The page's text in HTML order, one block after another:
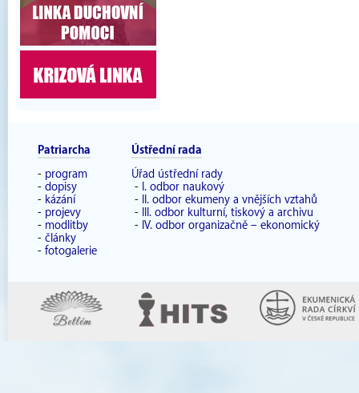
Patriarcha
- program
- dopisy
- kázání
- projevy
- modlitby
- články
- fotogalerie
Ústřední rada
Úřad ústřední rady
- I. odbor naukový
-
II. odbor ekumeny a vnějších vztahů
-
III. odbor kulturní, tiskový a archivu
- IV. odbor organizačně – ekonomický